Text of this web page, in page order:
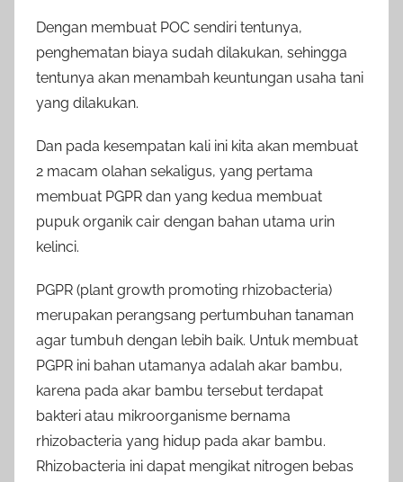
Dengan membuat POC sendiri tentunya,
penghematan biaya sudah dilakukan, sehingga
tentunya akan menambah keuntungan usaha tani
yang dilakukan.
Dan pada kesempatan kali ini kita akan membuat
2 macam olahan sekaligus, yang pertama
membuat PGPR dan yang kedua membuat
pupuk organik cair dengan bahan utama urin
kelinci.
PGPR (plant growth promoting rhizobacteria)
merupakan perangsang pertumbuhan tanaman
agar tumbuh dengan lebih baik. Untuk membuat
PGPR ini bahan utamanya adalah akar bambu,
karena pada akar bambu tersebut terdapat
bakteri atau mikroorganisme bernama
rhizobacteria yang hidup pada akar bambu.
Rhizobacteria ini dapat mengikat nitrogen bebas